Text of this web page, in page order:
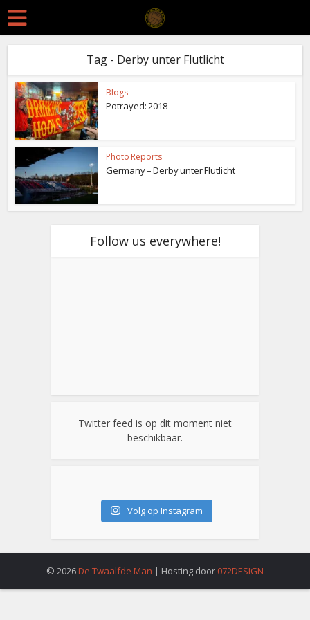
Tag - Derby unter Flutlicht
Blogs
Potrayed: 2018
Photo Reports
Germany – Derby unter Flutlicht
Follow us everywhere!
Twitter feed is op dit moment niet
beschikbaar.
Volg op Instagram
© 2026 De Twaalfde Man | Hosting door 072DESIGN